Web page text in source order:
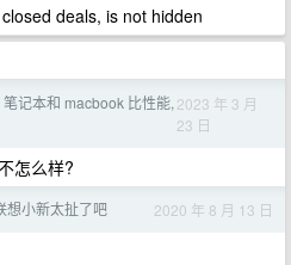
deals, is not hidden
笔记本和 macbook 比性能, 2023 年 3 月
23 日
怎么样?
想小新太扯了吧 2020 年 8 月 13 日